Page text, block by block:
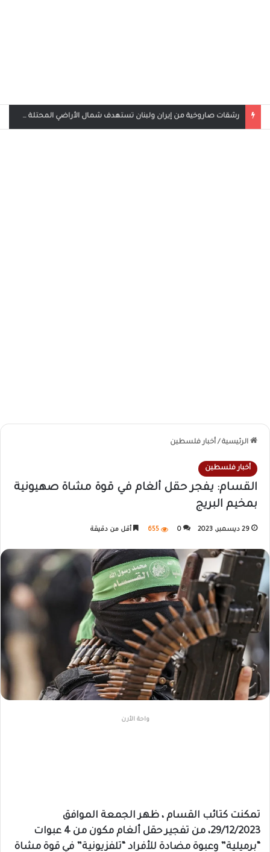
بث مباشر مباراة الأردن والإمارات في كأس العرب 2025
الرئيسية / أخبار فلسطين
أخبار فلسطين
القسام: يفجر حقل ألغام في قوة مشاة صهيونية
بمخيم البريج
29 ديسمبر، 2023 0
655 أقل من دقيقة
واحة الأرن
تمكنت كتائب القسام ، ظهر الجمعة الموافق
29/12/2023، من تفجير حقل ألغام مكون من 4 عبوات
“برميلية” وعبوة مضادة للأفراد “تلفزيونية” في قوة مشاة